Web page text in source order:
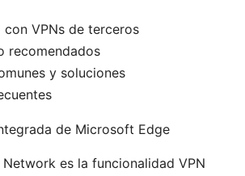
con VPNs de terceros
recomendados
y soluciones
de Microsoft Edge
Network es la funcionalidad VPN